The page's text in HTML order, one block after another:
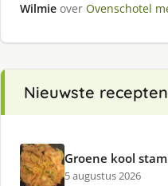
Wilmie over Ovenschotel
Nieuwste recepten
Groene kool
5 augustus 2026